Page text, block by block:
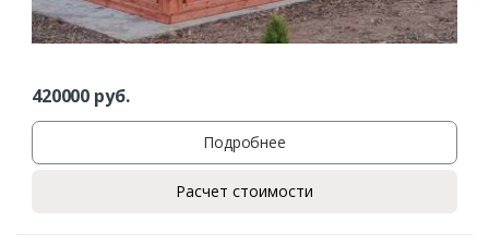
420000 руб.
Подробнее
Расчет стоимости